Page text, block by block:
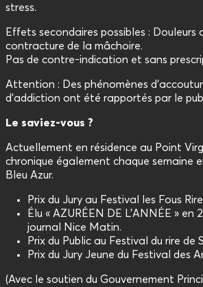
stress.
Effets secondaires possibles : Douleurs
contracture de la mâchoire.
Pas de contre-indication et sans
Attention : Des phénomènes
d'addiction ont été rapportés par le
Le saviez-vous ?
Actuellement en résidence au Point
chronique également chaque semaine
Bleu Azur.
Prix du Jury au Festival les Fous
Élu « AZURÉEN DE L'ANNÉE » en
journal Nice Matin.
Prix du Public au Festival du rire de
Prix du Jury Jeune du Festival des
(Avec le soutien du Gouvernement